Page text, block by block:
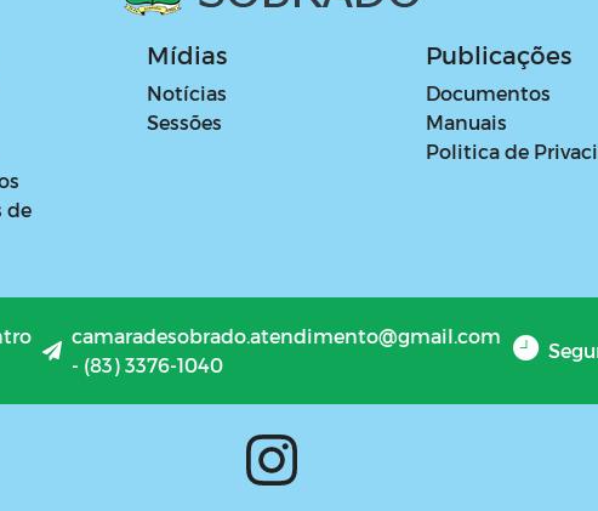
de
Mídias
Notícias
Sessões
Publicações
Documentos
Manuais
Politica de
camaradesobrado.atendimento@gmail.com
- (83) 3376-1040